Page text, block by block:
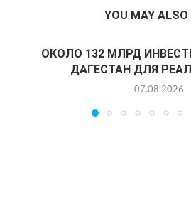
YOU MAY ALSO
ОКОЛО 132 МЛРД
ДАГЕСТАН ДЛЯ
07.08.2026